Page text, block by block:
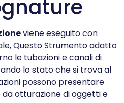
viene eseguito con
Questo Strumento adatto
le tubazioni e canali di
lo stato che si trova al
possono presentare
otturazione di oggetti e